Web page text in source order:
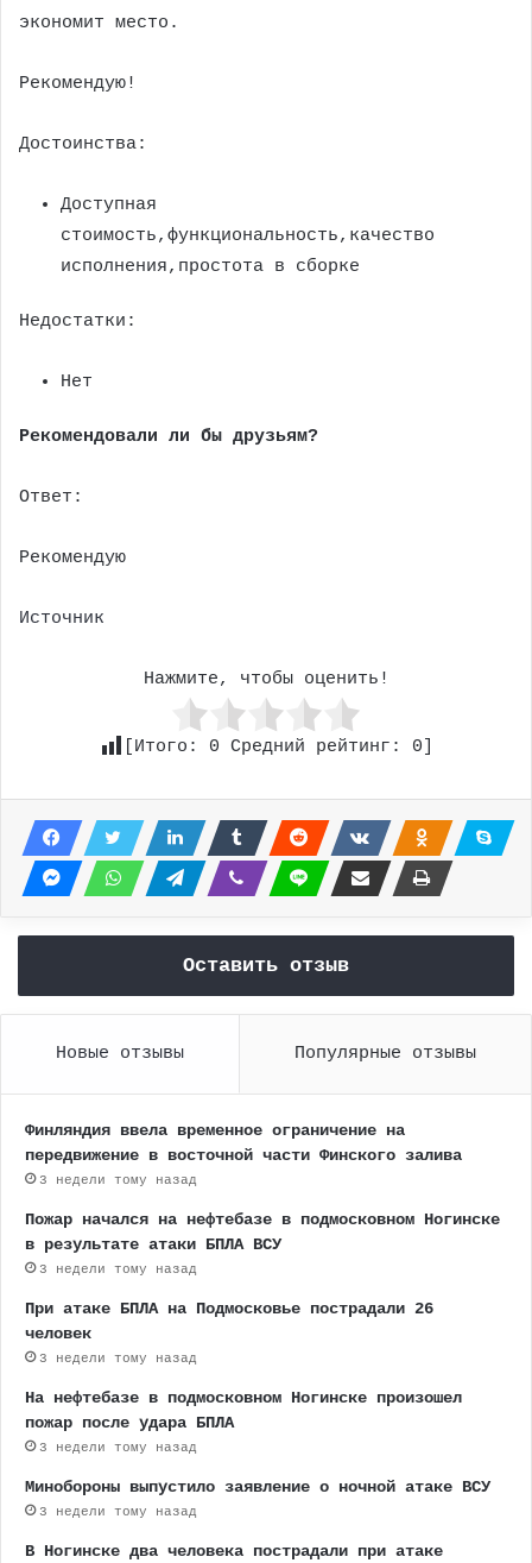
экономит место.
Рекомендую!
Достоинства:
Доступная
стоимость,функциональность,качество
исполнения,простота в сборке
Недостатки:
Нет
Рекомендовали ли бы друзьям?
Ответ:
Рекомендую
Источник
Нажмите, чтобы оценить!
[Итого: 0 Средний рейтинг: 0
Оставить отзыв
Новые отзывы Популярные отзывы
Финляндия ввела временное ограничение на
передвижение в восточной части Финского залива
3 недели тому назад
Пожар начался на нефтебазе в подмосковном Ногинске
в результате атаки БПЛА ВСУ
3 недели тому назад
При атаке БПЛА на Подмосковье пострадали 26
человек
3 недели тому назад
На нефтебазе в подмосковном Ногинске произошел
пожар после удара БПЛА
3 недели тому назад
Минобороны выпустило заявление о ночной атаке ВСУ
3 недели тому назад
В Ногинске два человека пострадали при атаке